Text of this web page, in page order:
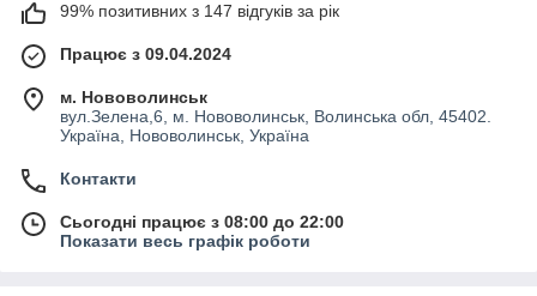
99% позитивних з 147 відгуків за рік
Працює з 09.04.2024
м. Нововолинськ
вул.Зелена,6, м. Нововолинськ, Волинська обл, 45402.
Україна, Нововолинськ, Україна
Контакти
Сьогодні працює з 08:00 до 22:00
Показати весь графік роботи